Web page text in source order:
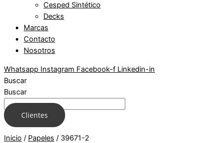
Cesped Sintético
Decks
Marcas
Contacto
Nosotros
Whatsapp Instagram Facebook-f Linkedin-in
Buscar
Buscar
Clientes
Inicio / Papeles / 39671-2